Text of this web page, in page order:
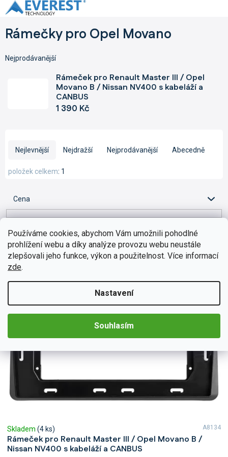
Používáme cookies, abychom Vám umožnili pohodlné
prohlížení webu a díky analýze provozu webu neustále
zlepšovali jeho funkce, výkon a použitelnost. Více informací
zde.
Nastavení
Souhlasím
Přejít
na
Rámečky pro Opel Movano
Nejprodávanější
Rámeček pro Renault Master III / Opel
Movano B / Nissan NV400 s kabeláží a
CANBUS
1 390 Kč
e
r
o
d
u
k
t
ů
Nejlevnější Nejdražší Nejprodávanější Abecedně
1
položek celkem
Cena
Značky
V
ý
p
s
p
o
u
ů
Rámeček pro Renault Master III / Opel Movano B /
Nissan NV400 s kabeláží a CANBUS
Skladem (4 ks) A8134